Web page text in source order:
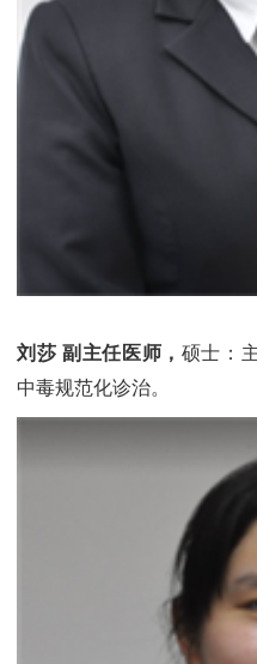
刘莎 副主任医师， 硕士：
中毒规范化诊治。